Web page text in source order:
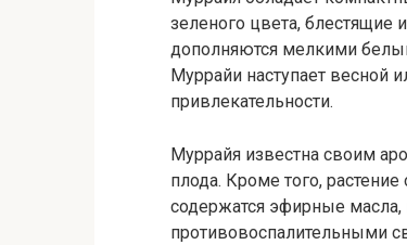
зеленого цвета,
дополняются мелкими
Муррайи наступает
привлекательности.
Муррайя известна своим
плода. Кроме того,
содержатся эфирные
противовоспалительными